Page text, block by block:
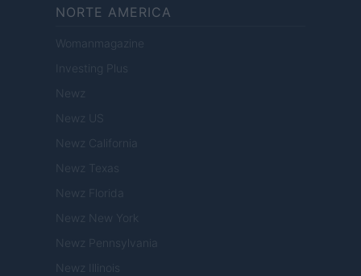
NORTE AMERICA
Womanmagazine
Investing Plus
Newz
Newz US
Newz California
Newz Texas
Newz Florida
Newz New York
Newz Pennsylvania
Newz Illinois